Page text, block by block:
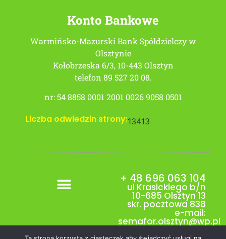
Konto Bankowe
Warmińsko-Mazurski Bank Spółdzielczy w
Olsztynie
Kołobrzeska 6/3, 10-443 Olsztyn
telefon 89 527 20 08.
nr: 54 8858 0001 2001 0026 9058 0501
Liczba odwiedzin strony:13413
+ 48 696 063 104
ul Krasickiego b/n
10-685 Olsztyn 13
skr. pocztowa 838
e-mail:
semafor.olsztyn@wp.pl